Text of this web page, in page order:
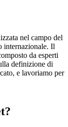
nel campo del
internazionale. Il
da esperti
definizione di
e lavoriamo per